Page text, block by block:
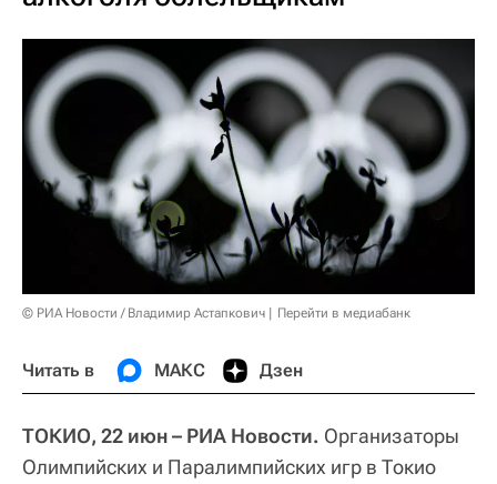
© РИА Новости / Владимир Астапкович Перейти в медиабанк
Читать в МАКС Дзен
ТОКИО, 22 июн – РИА Новости. Организаторы
Олимпийских и Паралимпийских игр в Токио